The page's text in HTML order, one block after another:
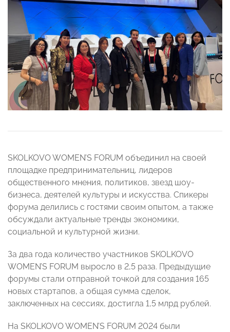
SKOLKOVO WOMEN’S FORUM объединил на своей
площадке предпринимательниц, лидеров
общественного мнения, политиков, звезд шоу-
бизнеса, деятелей культуры и искусства. Спикеры
форума делились с гостями своим опытом, а также
обсуждали актуальные тренды экономики,
социальной и культурной жизни.
За два года количество участников SKOLKOVO
WOMEN’S FORUM выросло в 2,5 раза. Предыдущие
форумы стали отправной точкой для создания 165
новых стартапов, а общая сумма сделок,
заключенных на сессиях, достигла 1,5 млрд рублей.
На SKOLKOVO WOMEN’S FORUM 2024 были